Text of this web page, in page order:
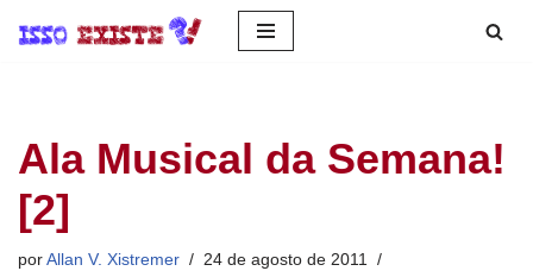
conteúdo
Ala Musical da Semana!
[2]
por Allan V. Xistremer
24 de agosto de 2011